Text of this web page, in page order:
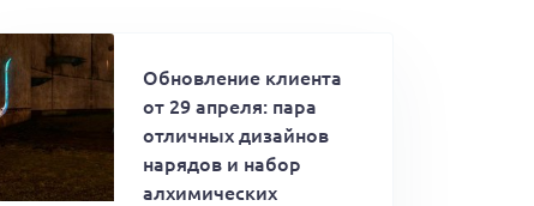
Обновление клиента
от 29 апреля: пара
отличных дизайнов
нарядов и набор
алхимических